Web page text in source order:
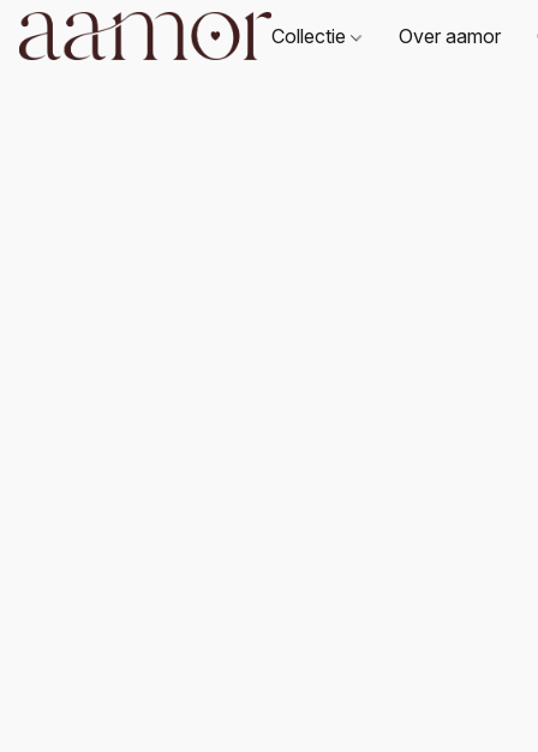
Collectie Over aamor